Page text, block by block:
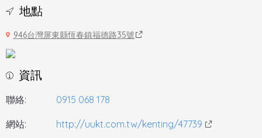
地點
946台灣屏東縣恆春鎮福德路35號
資訊
聯絡: 0915 068 178
網站: http://uukt.com.tw/kenting/47739